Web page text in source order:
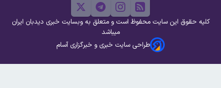
کلیه حقوق این سایت محفوظ است و متعلق به وبسایت خبری دیدبان ایران
میباشد
طراحی سایت خبری و خبرگزاری آسام